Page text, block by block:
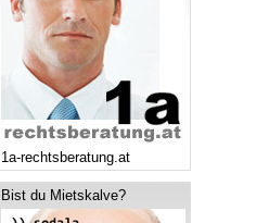
1a-rechtsberatung.at
Bist du Mietskalve?